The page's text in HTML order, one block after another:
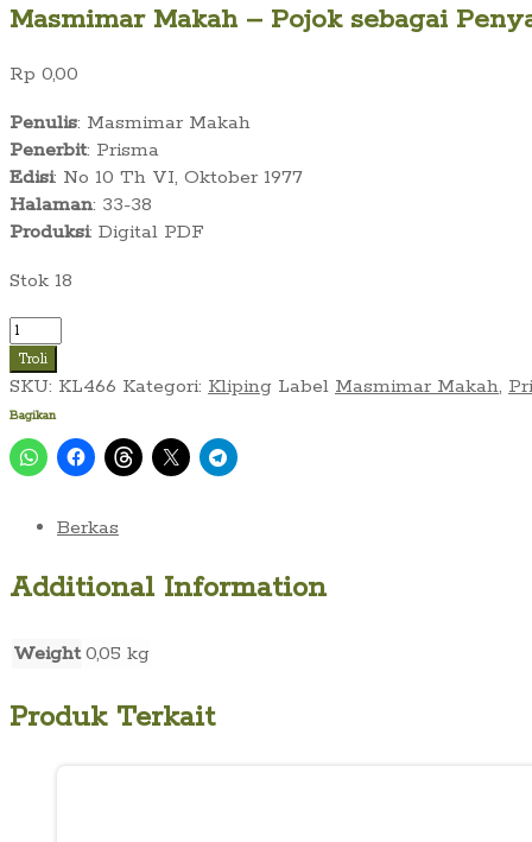
Masmimar Makah – Pojok sebagai
Rp 0,00
Penulis: Masmimar Makah
Penerbit: Prisma
Edisi: No 10 Th VI, Oktober 1977
Halaman: 33-38
Produksi: Digital PDF
Stok 18
Kuantitas
Masmimar
Makah
-
Pojok
sebagai
Kritik
No
10,
1977,
33-
Troli
SKU: KL466 Kategori: Kliping Label Masmimar Makah,
Bagikan
Berkas
Additional Information
Weight0,05 kg
Produk Terkait